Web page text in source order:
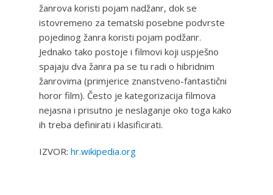
žanrova koristi pojam nadžanr, dok se
istovremeno za tematski posebne podvrste
pojedinog žanra koristi pojam podžanr.
Jednako tako postoje i filmovi koji uspješno
spajaju dva žanra pa se tu radi o hibridnim
žanrovima (primjerice znanstveno-fantastični
horor film). Često je kategorizacija filmova
nejasna i prisutno je neslaganje oko toga kako
ih treba definirati i klasificirati.
IZVOR: hr.wikipedia.org